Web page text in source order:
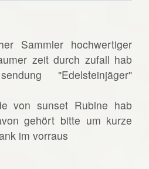
Sammler hochwertiger
zeit durch zufall hab
"Edelsteinjäger"
von sunset Rubine hab
gehört bitte um kurze
im vorraus